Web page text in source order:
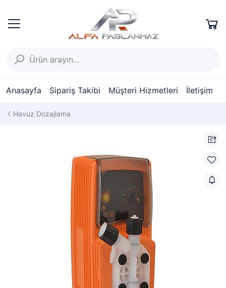
Anasayfa Sipariş Takibi Müşteri Hizmetleri İletişim
Havuz Dozajlama